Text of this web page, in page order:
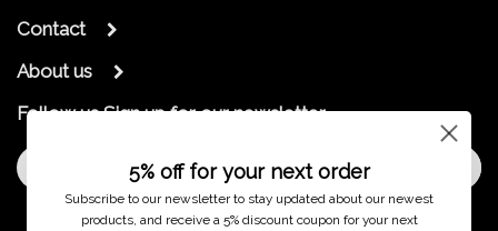
Contact
About us
Follow us Sign up for our newsletter
5% off for your next order
Subscribe to our newsletter to stay updated about our newest
products, and receive a 5% discount coupon for your next